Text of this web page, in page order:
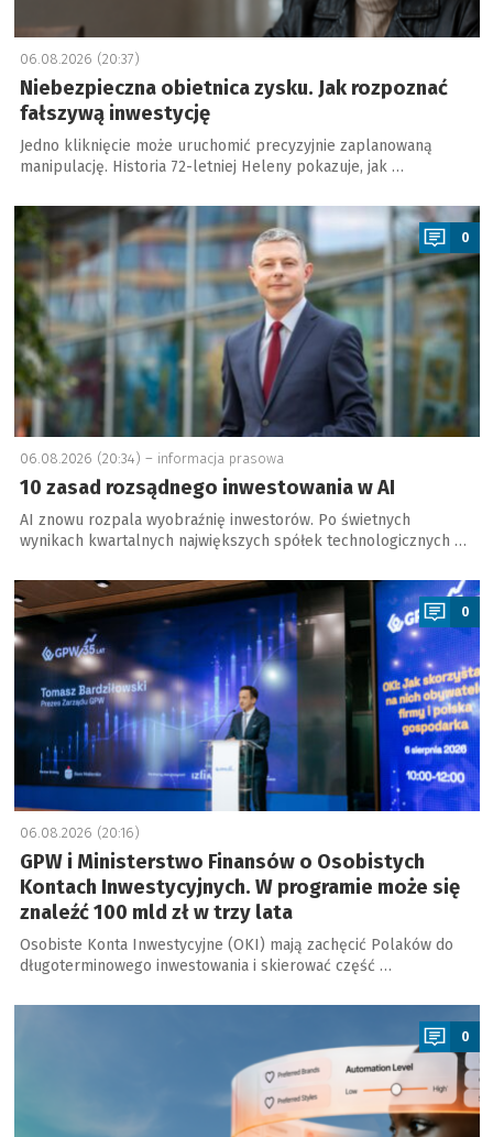
06.08.2026 (20:37)
Niebezpieczna obietnica zysku. Jak rozpoznać
fałszywą inwestycję
Jedno kliknięcie może uruchomić precyzyjnie zaplanowaną
manipulację. Historia 72-letniej Heleny pokazuje, jak …
a
0
06.08.2026 (20:34) – informacja prasowa
10 zasad rozsądnego inwestowania w AI
AI znowu rozpala wyobraźnię inwestorów. Po świetnych
wynikach kwartalnych największych spółek technologicznych …
a
0
06.08.2026 (20:16)
GPW i Ministerstwo Finansów o Osobistych
Kontach Inwestycyjnych. W programie może się
znaleźć 100 mld zł w trzy lata
Osobiste Konta Inwestycyjne (OKI) mają zachęcić Polaków do
długoterminowego inwestowania i skierować część …
a
0